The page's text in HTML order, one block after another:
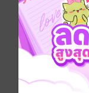
สมบูรณ์ ตั้งแต่เ
ไปจะต้องทำอ
ต่างๆ เปิดปิดเว
และความสนุกส
หากพร้อม...ก็ไป
เที่ยวด้วยตนเอง